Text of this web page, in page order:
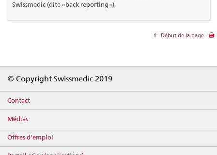
Swissmedic (dite « back reporting »).
Début de la page
© Copyright Swissmedic 2019
Contact
Médias
Offres d'emploi